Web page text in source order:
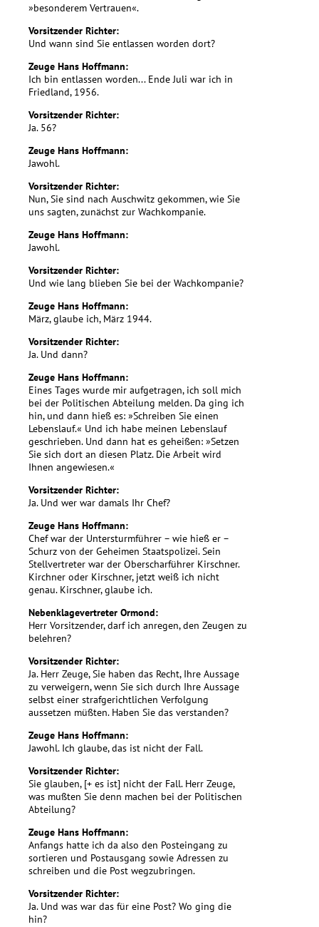
»besonderem Vertrauen«.
Vorsitzender Richter:
Und wann sind Sie entlassen worden dort?
Zeuge Hans Hoffmann:
Ich bin entlassen worden... Ende Juli war ich in
Friedland, 1956.
Vorsitzender Richter:
Ja. 56?
Zeuge Hans Hoffmann:
Jawohl.
Vorsitzender Richter:
Nun, Sie sind nach Auschwitz gekommen, wie Sie
uns sagten, zunächst zur Wachkompanie.
Zeuge Hans Hoffmann:
Jawohl.
Vorsitzender Richter:
Und wie lang blieben Sie bei der Wachkompanie?
Zeuge Hans Hoffmann:
März, glaube ich, März 1944.
Vorsitzender Richter:
Ja. Und dann?
Zeuge Hans Hoffmann:
Eines Tages wurde mir aufgetragen, ich soll mich
bei der Politischen Abteilung melden. Da ging ich
hin, und dann hieß es: »Schreiben Sie einen
Lebenslauf.« Und ich habe meinen Lebenslauf
geschrieben. Und dann hat es geheißen: »Setzen
Sie sich dort an diesen Platz. Die Arbeit wird
Ihnen angewiesen.«
Vorsitzender Richter:
Ja. Und wer war damals Ihr Chef?
Zeuge Hans Hoffmann:
Chef war der Untersturmführer – wie hieß er –
Schurz von der Geheimen Staatspolizei. Sein
Stellvertreter war der Oberscharführer Kirschner.
Kirchner oder Kirschner, jetzt weiß ich nicht
genau. Kirschner, glaube ich.
Nebenklagevertreter Ormond:
Herr Vorsitzender, darf ich anregen, den Zeugen zu
belehren?
Vorsitzender Richter:
Ja. Herr Zeuge, Sie haben das Recht, Ihre Aussage
zu verweigern, wenn Sie sich durch Ihre Aussage
selbst einer strafgerichtlichen Verfolgung
aussetzen müßten. Haben Sie das verstanden?
Zeuge Hans Hoffmann:
Jawohl. Ich glaube, das ist nicht der Fall.
Vorsitzender Richter:
Sie glauben, [+ es ist] nicht der Fall. Herr Zeuge,
was mußten Sie denn machen bei der Politischen
Abteilung?
Zeuge Hans Hoffmann:
Anfangs hatte ich da also den Posteingang zu
sortieren und Postausgang sowie Adressen zu
schreiben und die Post wegzubringen.
Vorsitzender Richter:
Ja. Und was war das für eine Post? Wo ging die
hin?